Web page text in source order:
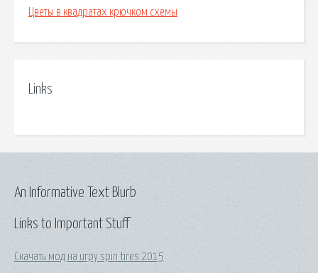
Цветы в квадратах крючком схемы
Links
Links to Important Stuff
Скачать мод на игру spin tires 2015
An Informative Text Blurb